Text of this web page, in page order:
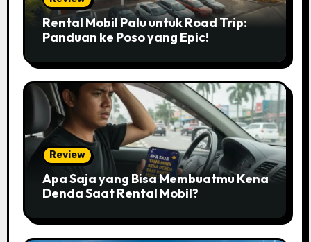
Rental Mobil Palu untuk Road Trip:
Panduan ke Poso yang Epic!
Review
Apa Saja yang Bisa Membuatmu Kena
Denda Saat Rental Mobil?